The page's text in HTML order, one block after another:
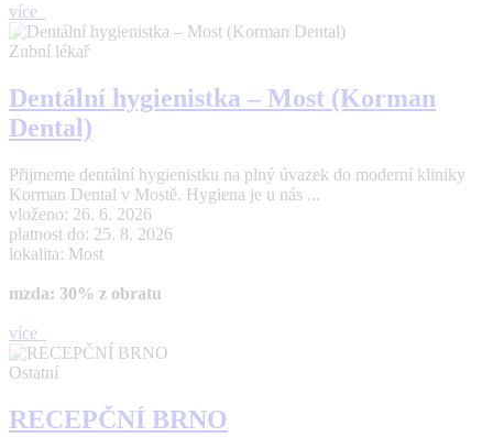
více
Zubní lékař
Dentální hygienistka – Most (Korman
Dental)
Přijmeme dentální hygienistku na plný úvazek do moderní kliniky
Korman Dental v Mostě. Hygiena je u nás ...
vloženo: 26. 6. 2026
platnost do: 25. 8. 2026
lokalita: Most
mzda: 30% z obratu
více
Ostatní
RECEPČNÍ BRNO